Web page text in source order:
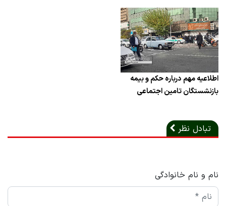
اطلاعیه مهم درباره حکم و بیمه
بازنشستگان تامین اجتماعی
تبادل نظر
نام و نام خانوادگی